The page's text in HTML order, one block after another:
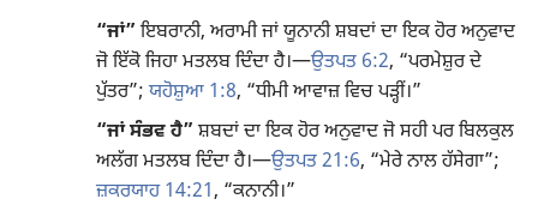
“ਜਾਂ”ਇਬਰਾਨੀ, ਅਰਾਮੀ ਜਾਂ ਯੂਨਾਨੀ ਸ਼ਬਦਾਂ ਦਾ ਇਕ ਹੋਰ ਅਨੁਵਾਦ
ਜੋ ਇੱਕੋ ਜਿਹਾ ਮਤਲਬ ਦਿੰਦਾ ਹੈ।​—ਉਤਪਤ 6:​2, “ਪਰਮੇਸ਼ੁਰ ਦੇ
ਪੁੱਤਰ”; ਯਹੋਸ਼ੁਆ 1:​8, “ਧੀਮੀ ਆਵਾਜ਼ ਵਿਚ ਪੜ੍ਹੀਂ।”
“ਜਾਂ ਸੰਭਵ ਹੈ”ਸ਼ਬਦਾਂ ਦਾ ਇਕ ਹੋਰ ਅਨੁਵਾਦ ਜੋ ਸਹੀ ਪਰ ਬਿਲਕੁਲ
ਅਲੱਗ ਮਤਲਬ ਦਿੰਦਾ ਹੈ।​—ਉਤਪਤ 21:​6, “ਮੇਰੇ ਨਾਲ ਹੱਸੇਗਾ”;
ਜ਼ਕਰਯਾਹ 14:​21, “ਕਨਾਨੀ।”